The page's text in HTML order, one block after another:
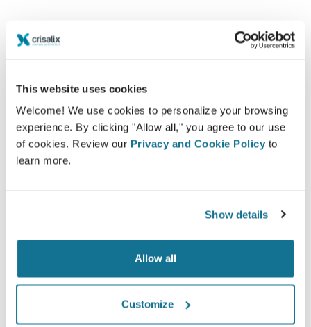
This website uses cookies
Welcome! We use cookies to personalize your browsing
experience. By clicking "Allow all," you agree to our use
of cookies. Review our Privacy and Cookie Policy to
learn more.
Show details
Allow all
Customize
Crisalix permite educar a los pacientes acerca de
los posibles resultados de determinados
procedimientos sobre la base de una simulación
en 3D de su propio cuerpo.
Seguro
Estar involucrado en el proceso de decisión
ayuda a los pacientes a tomar la decisión
adecuada.